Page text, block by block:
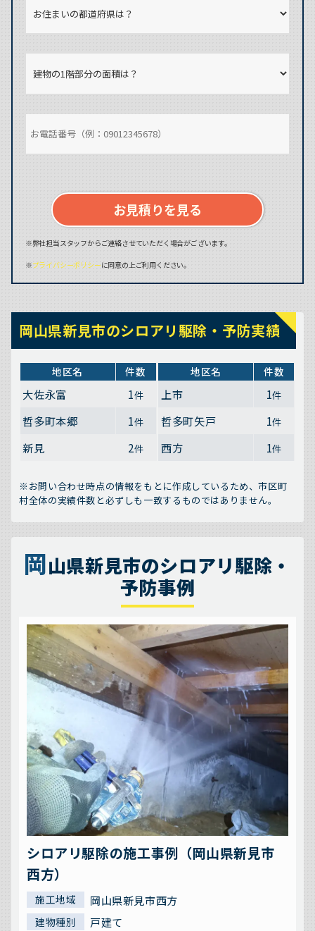
お見積りを見る
※弊社担当スタッフからご連絡させていただく場合がございます。
※プライバシーポリシーに同意の上ご利用ください。
岡山県新見市のシロアリ駆除・予防実績
地区名 件数
大佐永富 1件
哲多町本郷 1件
新見 2件
地区名 件数
上市 1件
哲多町矢戸 1件
西方 1件
※お問い合わせ時点の情報をもとに作成しているため、市区町
村全体の実績件数と必ずしも一致するものではありません。
岡山県新見市のシロアリ駆除・
予防事例
シロアリ駆除の施工事例（岡山県新見市
西方）
施工地域 岡山県新見市西方
建物種別 戸建て